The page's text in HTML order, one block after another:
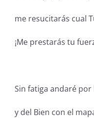
me resucitarás cual
¡Me prestarás tu
Sin fatiga andaré por
y del Bien con el